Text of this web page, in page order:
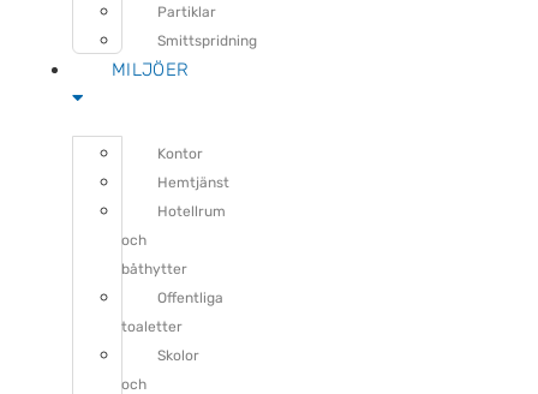
Partiklar
Smittspridning
MILJÖER
Kontor
Hemtjänst
Hotellrum
och
båthytter
Offentliga
toaletter
Skolor
och